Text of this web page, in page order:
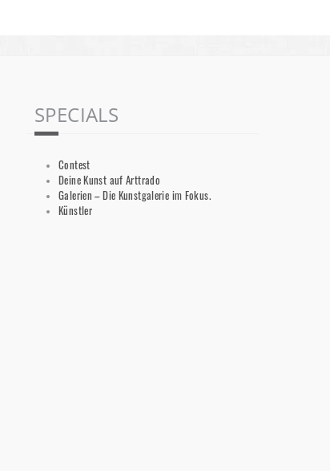
SPECIALS
Contest
Deine Kunst auf Arttrado
Galerien – Die Kunstgalerie im Fokus.
Künstler